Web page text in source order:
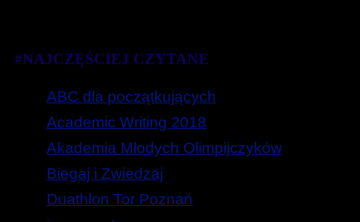
#NAJCZĘŚCIEJ CZYTANE
ABC dla początkujących
Academic Writing 2018
Akademia Młodych Olimpijczyków
Biegaj i Zwiedzaj
Duathlon Tor Poznań